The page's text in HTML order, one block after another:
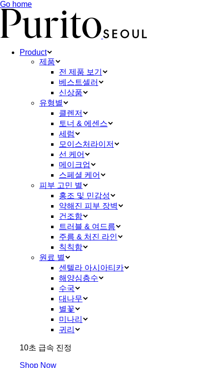
Go home
Product
제품
전 제품 보기
베스트셀러
신상품
유형별
클렌저
토너 & 에센스
세럼
모이스처라이저
선 케어
메이크업
스페셜 케어
피부 고민 별
홍조 및 민감성
약해진 피부 장벽
건조함
트러블 & 여드름
주름 & 처진 라인
칙칙함
원료 별
센텔라 아시아티카
해양심층수
수국
대나무
별꽃
미나리
귀리
10초 급속 진정
Shop Now